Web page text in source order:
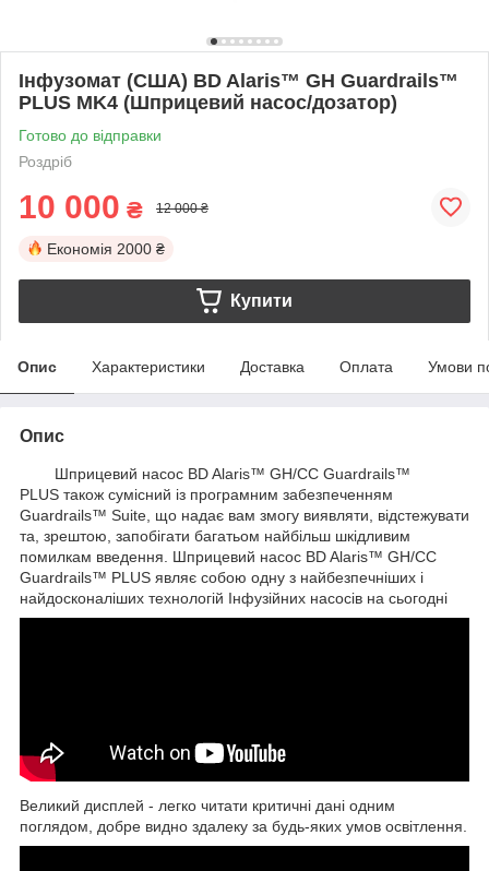
Інфузомат (США) BD Alaris™ GH Guardrails™
PLUS MK4 (Шприцевий насос/дозатор)
Готово до відправки
Роздріб
10 000 ₴ 12 000 ₴
Економія 2000 ₴
Купити
Опис Характеристики Доставка Оплата Умови
Опис
Шприцевий насос BD Alaris™ GH/CC Guardrails™
PLUS також сумісний із програмним забезпеченням
Guardrails™ Suite, що надає вам змогу виявляти, відстежувати
та, зрештою, запобігати багатьом найбільш шкідливим
помилкам введення. Шприцевий насос BD Alaris™ GH/CC
Guardrails™ PLUS являє собою одну з найбезпечніших і
найдосконаліших технологій Інфузійних насосів на сьогодні
Великий дисплей - легко читати критичні дані одним
поглядом, добре видно здалеку за будь-яких умов освітлення.